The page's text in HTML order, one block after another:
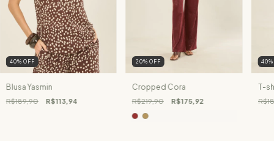
40% OFF
Blusa Yasmin
R$189,90 R$113,94
20% OFF
Cropped Cora
R$219,90 R$175,92
40
T-